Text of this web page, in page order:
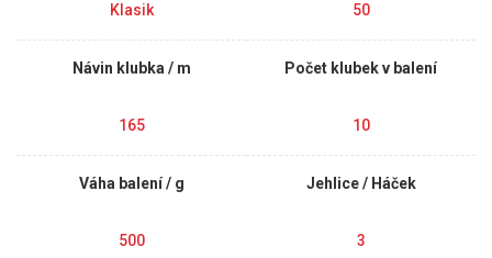
Klasik 50
Návin klubka / m
165
Počet klubek v balení
10
Váha balení / g
500
Jehlice / Háček
3